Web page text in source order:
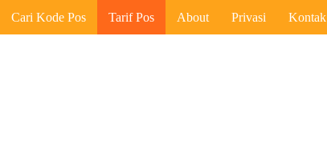
Cari Kode Pos Tarif Pos About Privasi Kontak